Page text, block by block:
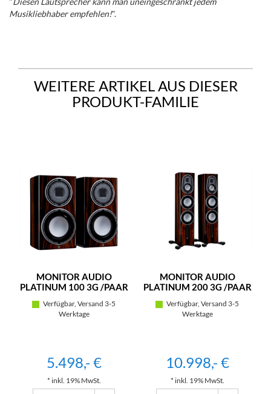
Musikliebhaber empfehlen!".
WEITERE ARTIKEL AUS DIESER
PRODUKT-FAMILIE
MONITOR AUDIO
PLATINUM 100 3G /PAAR
Verfügbar, Versand 3-5
Werktage
5.498,- €
* inkl. 19% MwSt.
MONITOR AUDIO
PLATINUM 200 3G /PAAR
Verfügbar, Versand 3-5
Werktage
10.998,- €
* inkl. 19% MwSt.